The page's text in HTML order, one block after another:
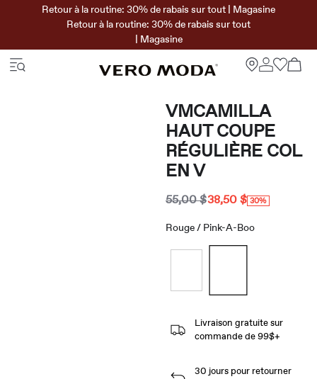
Retour à la routine: 30% de rabais sur tout | Magasine
Retour à la routine: 30% de rabais sur tout
| Magasine
VMCAMILLA
HAUT COUPE
RÉGULIÈRE COL
EN V
55,00 $38,50 $ 30%
Rouge / Pink-A-Boo
Livraison gratuite sur
commande de 99$+
30 jours pour retourner